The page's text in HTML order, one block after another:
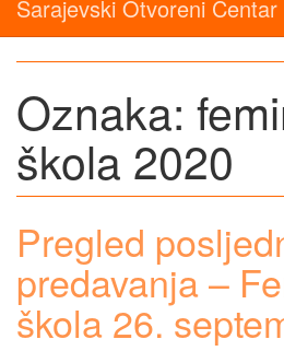
Sarajevski Otvoreni Centar
Oznaka:
škola 2020
Pregled
predavanja –
škola 26.